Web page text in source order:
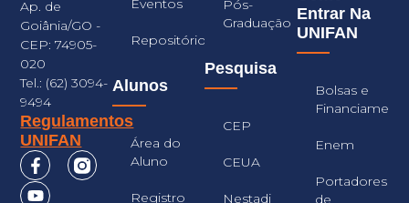
Ap. de
Goiânia/GO -
CEP: 74905-
020
Tel.: (62) 3094-
9494
Regulamentos
UNIFAN
Entrar Na
UNIFAN
Bolsas e
Enem
Portadores
de
Pós-
Graduação
Pesquisa
CEP
CEUA
Nestadi
Repositório
Alunos
Área do
Aluno
Registro